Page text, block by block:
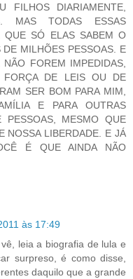
FILHOS DIARIAMENTE,
MAS TODAS ESSAS
QUE SÓ ELAS SABEM O
MILHÕES PESSOAS. E
FOREM IMPEDIDAS,
FORÇA DE LEIS OU DE
SER BOM PARA MIM,
E PARA OUTRAS
PESSOAS, MESMO QUE
NOSSA LIBERDADE. E JÁ
É QUE AINDA NÃO
às 17:49
leia a biografia de lula e
surpreso, é como disse,
daquilo que a grande